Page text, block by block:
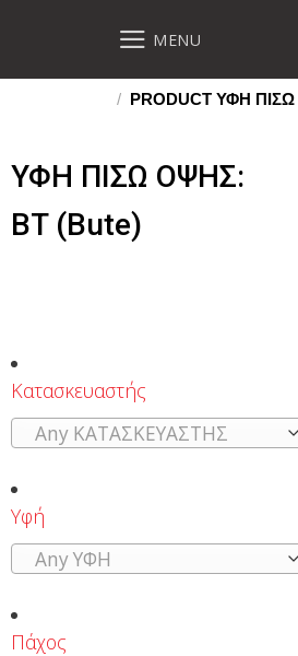
MENU
/ PRODUCT ΥΦΗ
ΥΦΗ ΠΙΣΩ ΟΨΗΣ:
BT (Bute)
Κατασκευαστής
Any ΚΑΤΑΣΚΕΥΑΣΤΗΣ
Υφή
Any ΥΦΗ
Πάχος